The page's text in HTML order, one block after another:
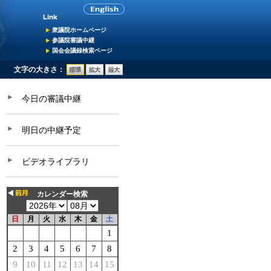
衆議院ホームページ
参議院審議中継
国会会議録検索ページ
文字の大きさ：
今日の審議中継
明日の中継予定
ビデオライブラリ
カレンダー検索
日 月 火 水 木 金 土
1
2
3 4 5 6 7
8
9
10 11 12 13 14
15